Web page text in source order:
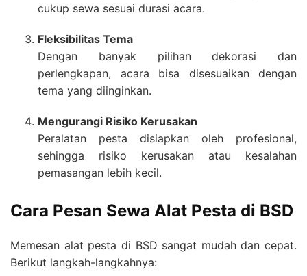
cukup sewa sesuai durasi acara.
Fleksibilitas Tema
Dengan banyak pilihan dekorasi dan
perlengkapan, acara bisa disesuaikan dengan
tema yang diinginkan.
Mengurangi Risiko Kerusakan
Peralatan pesta disiapkan oleh profesional,
sehingga risiko kerusakan atau kesalahan
pemasangan lebih kecil.
Cara Pesan Sewa Alat Pesta di BSD
Memesan alat pesta di BSD sangat mudah dan cepat.
Berikut langkah-langkahnya: